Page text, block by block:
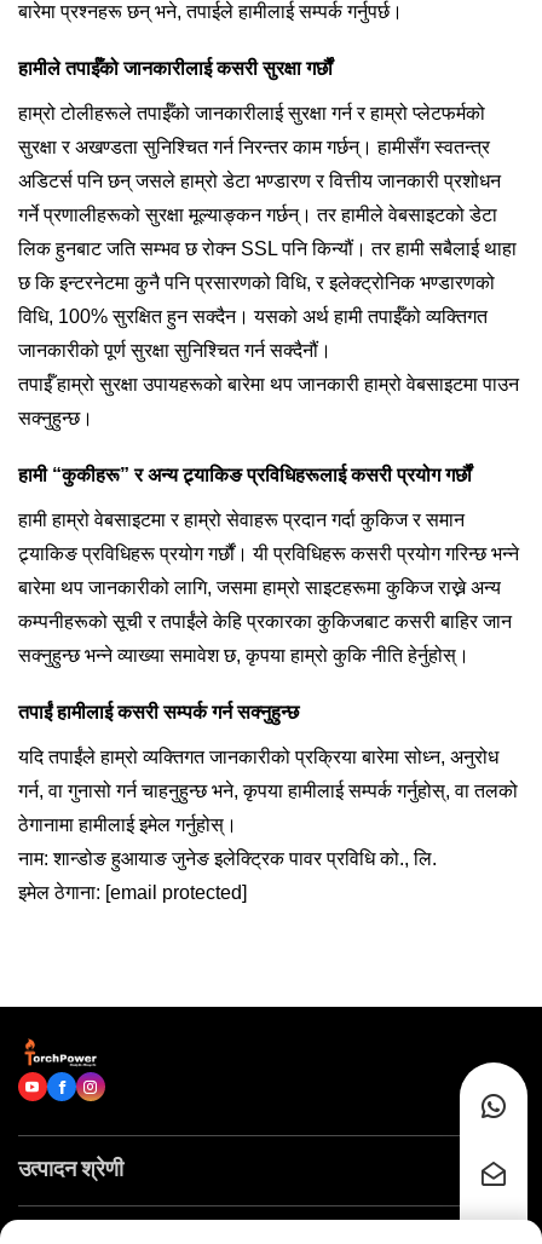
बारेमा प्रश्नहरू छन् भने, तपाईले हामीलाई सम्पर्क गर्नुपर्छ।
हामीले तपाईँको जानकारीलाई कसरी सुरक्षा गर्छौं
हाम्रो टोलीहरूले तपाईँको जानकारीलाई सुरक्षा गर्न र हाम्रो प्लेटफर्मको
सुरक्षा र अखण्डता सुनिश्चित गर्न निरन्तर काम गर्छन्। हामीसँग स्वतन्त्र
अडिटर्स पनि छन् जसले हाम्रो डेटा भण्डारण र वित्तीय जानकारी प्रशोधन
गर्ने प्रणालीहरूको सुरक्षा मूल्याङ्कन गर्छन्। तर हामीले वेबसाइटको डेटा
लिक हुनबाट जति सम्भव छ रोक्न SSL पनि किन्यौं। तर हामी सबैलाई थाहा
छ कि इन्टरनेटमा कुनै पनि प्रसारणको विधि, र इलेक्ट्रोनिक भण्डारणको
विधि, 100% सुरक्षित हुन सक्दैन। यसको अर्थ हामी तपाईँको व्यक्तिगत
जानकारीको पूर्ण सुरक्षा सुनिश्चित गर्न सक्दैनौं।
तपाईँ हाम्रो सुरक्षा उपायहरूको बारेमा थप जानकारी हाम्रो वेबसाइटमा पाउन
सक्नुहुन्छ।
हामी “कुकीहरू” र अन्य ट्र्याकिङ प्रविधिहरूलाई कसरी प्रयोग गर्छौं
हामी हाम्रो वेबसाइटमा र हाम्रो सेवाहरू प्रदान गर्दा कुकिज र समान
ट्र्याकिङ प्रविधिहरू प्रयोग गर्छौं। यी प्रविधिहरू कसरी प्रयोग गरिन्छ भन्ने
बारेमा थप जानकारीको लागि, जसमा हाम्रो साइटहरूमा कुकिज राख्ने अन्य
कम्पनीहरूको सूची र तपाईंले केहि प्रकारका कुकिजबाट कसरी बाहिर जान
सक्नुहुन्छ भन्ने व्याख्या समावेश छ, कृपया हाम्रो कुकि नीति हेर्नुहोस्।
तपाईं हामीलाई कसरी सम्पर्क गर्न सक्नुहुन्छ
यदि तपाईंले हाम्रो व्यक्तिगत जानकारीको प्रक्रिया बारेमा सोध्न, अनुरोध
गर्न, वा गुनासो गर्न चाहनुहुन्छ भने, कृपया हामीलाई सम्पर्क गर्नुहोस्, वा तलको
ठेगानामा हामीलाई इमेल गर्नुहोस्।
नाम: शान्डोङ हुआयाङ जुनेङ इलेक्ट्रिक पावर प्रविधि को., लि.
इमेल ठेगाना: [email protected]
उत्पादन श्रेणी